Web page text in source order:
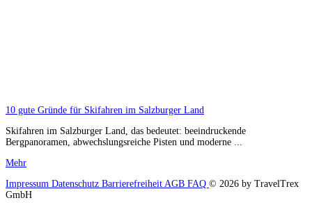
10 gute Gründe für Skifahren im Salzburger Land
Skifahren im Salzburger Land, das bedeutet: beeindruckende
Bergpanoramen, abwechslungsreiche Pisten und moderne ...
Mehr
Impressum Datenschutz Barrierefreiheit AGB FAQ © 2026 by TravelTrex
GmbH